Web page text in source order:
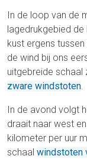
In de loop van de
lagedrukgebied
kust ergens
de wind bij ons
uitgebreide
zware windstoten.
In de avond volgt
draait naar west
kilometer per uur
schaal windstoten